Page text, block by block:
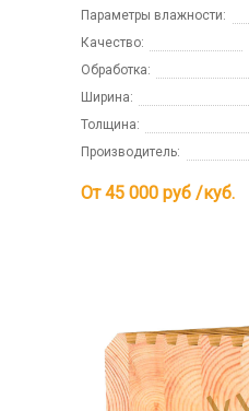
Параметры влажности:
Качество:
Обработка:
Ширина:
Толщина:
Производитель:
От 45 000 руб /куб.